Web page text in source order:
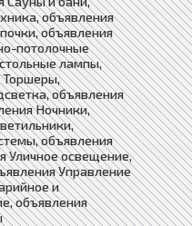
объявления
объявления
потолочные
лампы,
Торшеры,
объявления
Ночники,
объявления
Уличное освещение,
Управление
и
объявления